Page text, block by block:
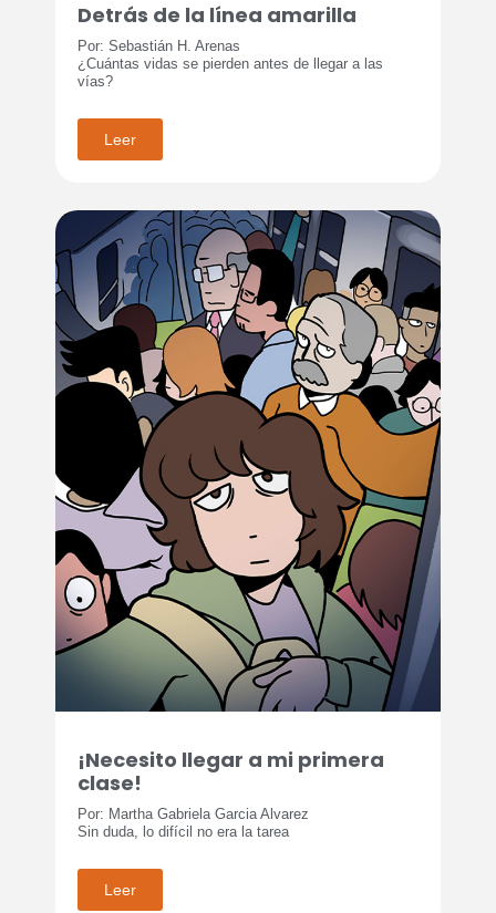
Detrás de la línea amarilla
Por: Sebastián H. Arenas
¿Cuántas vidas se pierden antes de llegar a las
vías?
Leer
¡Necesito llegar a mi primera
clase!
Por: Martha Gabriela Garcia Alvarez
Sin duda, lo difícil no era la tarea
Leer